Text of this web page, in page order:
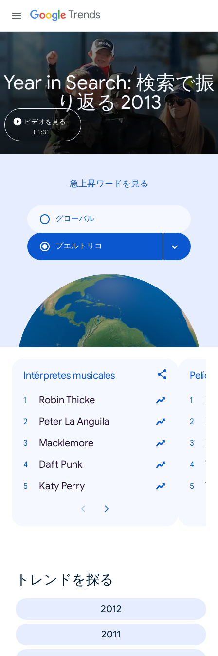
Trends
Year in Search: 検索で振
り返る 2013
ビデオを見る
01:31
急上昇ワードを見る
グローバル
プエルトリコ
Intérpretes musicales
Robin Thicke
Peter La Anguila
Macklemore
Daft Punk
Katy Perry
トレンドを探る
2012
2011